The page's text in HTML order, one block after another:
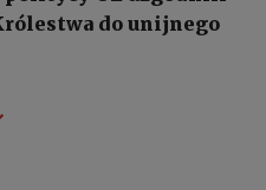
do unijnego